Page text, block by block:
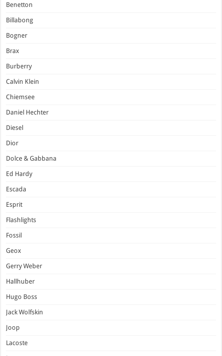
Benetton
Billabong
Bogner
Brax
Burberry
Calvin Klein
Chiemsee
Daniel Hechter
Diesel
Dior
Dolce & Gabbana
Ed Hardy
Escada
Esprit
Flashlights
Fossil
Geox
Gerry Weber
Hallhuber
Hugo Boss
Jack Wolfskin
Joop
Lacoste